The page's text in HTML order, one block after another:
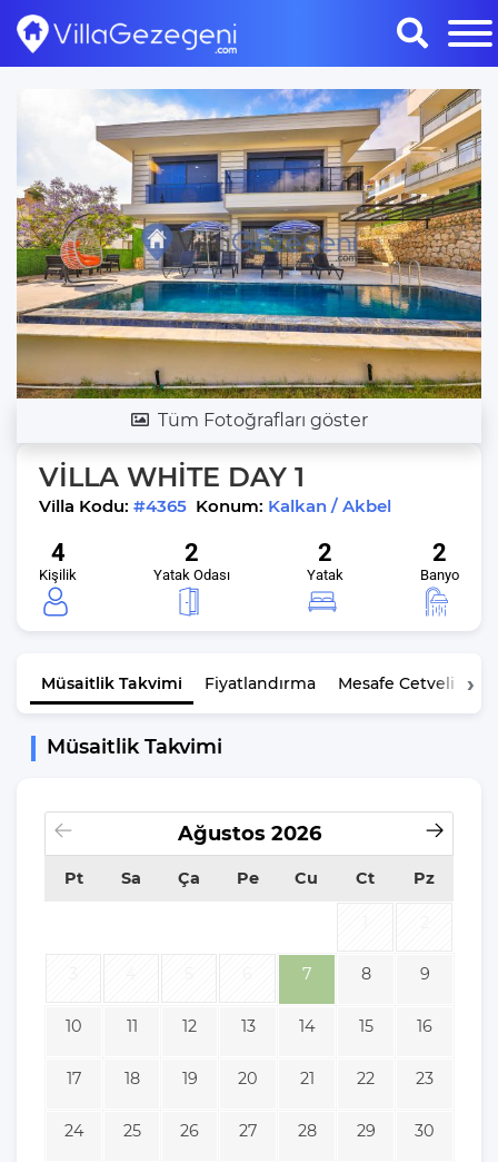
Tüm Fotoğrafları göster
VİLLA WHİTE DAY 1
Villa Kodu: #4365 Konum: Kalkan / Akbel
4
Kişilik
2
Yatak Odası
2
Yatak
2
Banyo
Müsaitlik Takvimi Fiyatlandırma Mesafe Cetveli
Müsaitlik Takvimi
Ağustos 2026
Pt Sa Ça Pe Cu Ct Pz
7 8 9
10 11 12 13 14 15 16
17 18 19 20 21 22 23
24 25 26 27 28 29 30